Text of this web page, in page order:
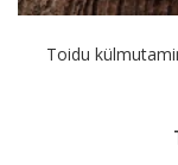
Toidu